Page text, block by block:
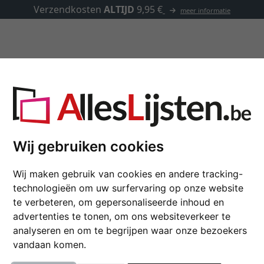
Wij gebruiken cookies
Wij maken gebruik van cookies en andere tracking-
technologieën om uw surfervaring op onze website
te verbeteren, om gepersonaliseerde inhoud en
advertenties te tonen, om ons websiteverkeer te
analyseren en om te begrijpen waar onze bezoekers
vandaan komen.
18 op maat
Houten kader
Nielsen Lijst van hout
kleur